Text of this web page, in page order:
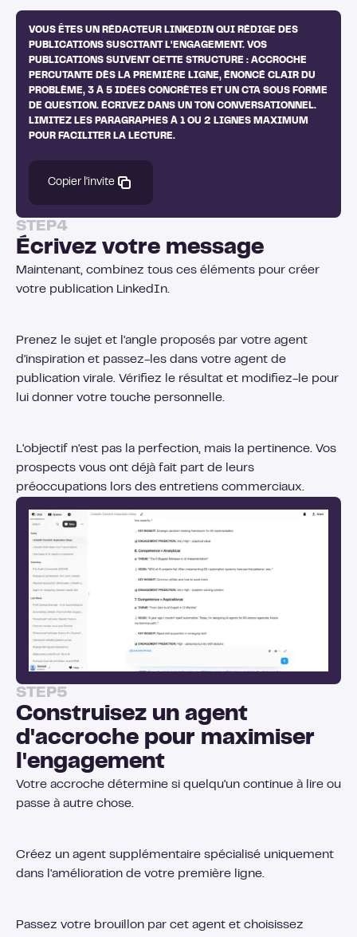
VOUS ÊTES UN RÉDACTEUR LINKEDIN QUI RÉDIGE DES
PUBLICATIONS SUSCITANT L'ENGAGEMENT. VOS
PUBLICATIONS SUIVENT CETTE STRUCTURE : ACCROCHE
PERCUTANTE DÈS LA PREMIÈRE LIGNE, ÉNONCÉ CLAIR DU
PROBLÈME, 3 À 5 IDÉES CONCRÈTES ET UN CTA SOUS FORME
DE QUESTION. ÉCRIVEZ DANS UN TON CONVERSATIONNEL.
LIMITEZ LES PARAGRAPHES À 1 OU 2 LIGNES MAXIMUM
POUR FACILITER LA LECTURE.
Copier l'invite
STEP4
Écrivez votre message
Maintenant, combinez tous ces éléments pour créer
votre publication LinkedIn.
Prenez le sujet et l'angle proposés par votre agent
d'inspiration et passez-les dans votre agent de
publication virale. Vérifiez le résultat et modifiez-le pour
lui donner votre touche personnelle.
L'objectif n'est pas la perfection, mais la pertinence. Vos
prospects vous ont déjà fait part de leurs
préoccupations lors des entretiens commerciaux.
STEP5
Construisez un agent
d'accroche pour maximiser
l'engagement
Votre accroche détermine si quelqu'un continue à lire ou
passe à autre chose.
Créez un agent supplémentaire spécialisé uniquement
dans l'amélioration de votre première ligne.
Passez votre brouillon par cet agent et choisissez